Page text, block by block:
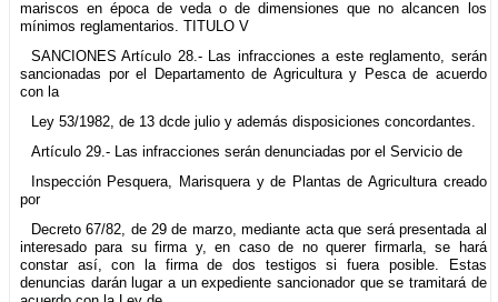
mariscos en época de veda o de dimensiones que no alcancen los
mínimos reglamentarios. TITULO V
SANCIONES Artículo 28.- Las infracciones a este reglamento, serán
sancionadas por el Departamento de Agricultura y Pesca de acuerdo
con la
Ley 53/1982, de 13 dcde julio y además disposiciones concordantes.
Artículo 29.- Las infracciones serán denunciadas por el Servicio de
Inspección Pesquera, Marisquera y de Plantas de Agricultura creado
por
Decreto 67/82, de 29 de marzo, mediante acta que será presentada al
interesado para su firma y, en caso de no querer firmarla, se hará
constar así, con la firma de dos testigos si fuera posible. Estas
denuncias darán lugar a un expediente sancionador que se tramitará de